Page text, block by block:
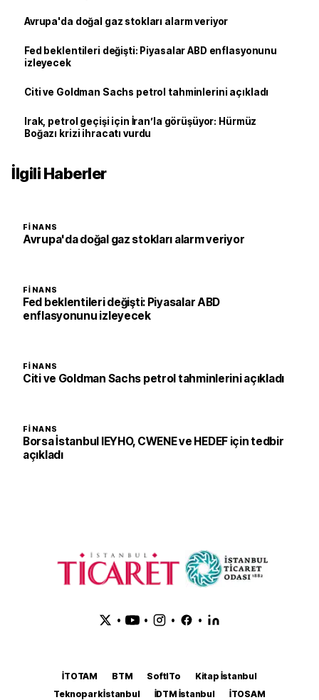
Avrupa'da doğal gaz stokları alarm veriyor
Fed beklentileri değişti: Piyasalar ABD enflasyonunu
izleyecek
Citi ve Goldman Sachs petrol tahminlerini açıkladı
Irak, petrol geçişi için İran’la görüşüyor: Hürmüz
Boğazı krizi ihracatı vurdu
İlgili Haberler
FINANS
Avrupa'da doğal gaz stokları alarm veriyor
FINANS
Fed beklentileri değişti: Piyasalar ABD
enflasyonunu izleyecek
FINANS
Citi ve Goldman Sachs petrol tahminlerini açıkladı
FINANS
Borsa İstanbul IEYHO, CWENE ve HEDEF için tedbir
açıkladı
• • • •
İTOTAM BTM SoftITo
Kitap İstanbul
Teknopark İstanbul
İDTM İstanbul
İTOSAM